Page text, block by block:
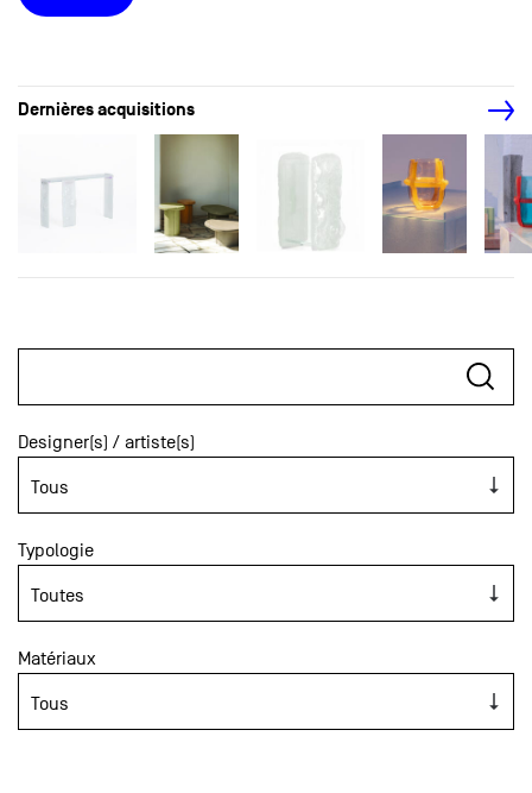
Dernières acquisitions
Designer(s) / artiste(s)
Typologie
Matériaux